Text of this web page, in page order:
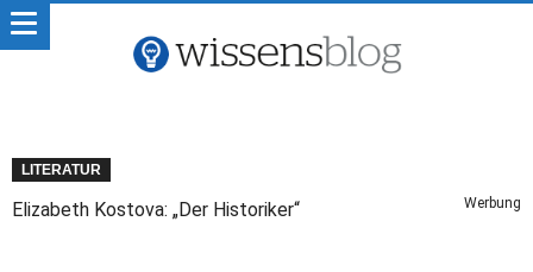
LITERATUR
Elizabeth Kostova: „Der Historiker“ Werbung